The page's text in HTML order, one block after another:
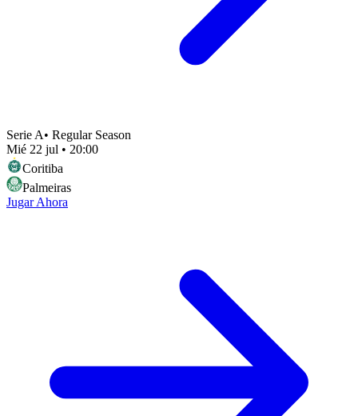
Serie A• Regular Season
Mié 22 jul • 20:00
Coritiba
Palmeiras
Jugar Ahora